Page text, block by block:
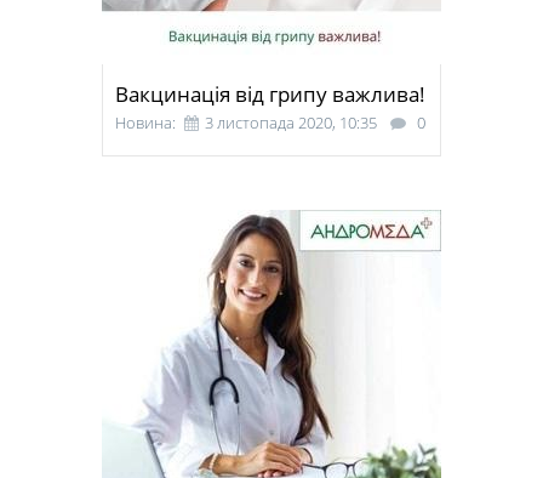
Вакцинація від грипу важлива!
Новина: 3 листопада 2020, 10:35 0